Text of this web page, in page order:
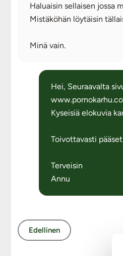
Haluaisin sellaisen jossa
Mistäköhän löytäisin
Minä vain.
Hei, Seuraavalta
Kyseisiä elokuvia
Toivottavasti
Terveisin
Annu
Edellinen